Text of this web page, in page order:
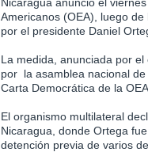
Americanos (OEA), luego
por el presidente Daniel
La medida, anunciada por
por la asamblea nacional
Carta Democrática de la
El organismo multilateral
Nicaragua, donde Ortega
detención previa de varios